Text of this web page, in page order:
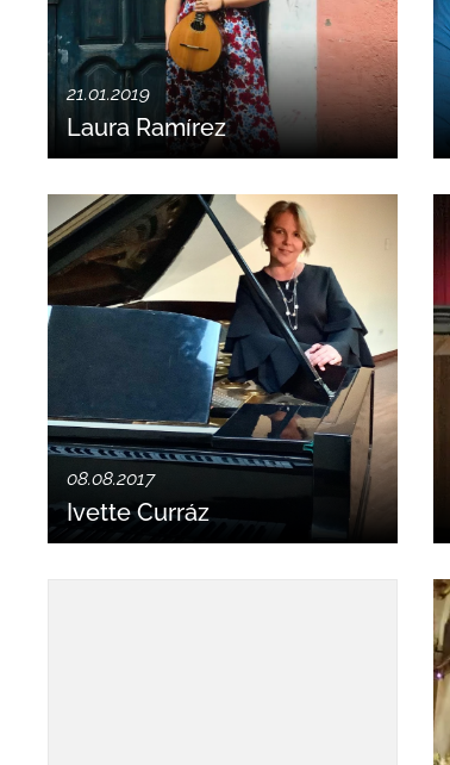
21.01.2019
Laura Ramírez
08.08.2017
Ivette Curráz